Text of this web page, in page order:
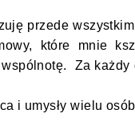
przede
które mnie
Za każdy
i umysły wielu